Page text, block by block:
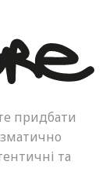
придбати
та